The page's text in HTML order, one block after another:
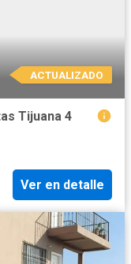
ACTUALIZADO
Tijuana 4
Ver en detalle